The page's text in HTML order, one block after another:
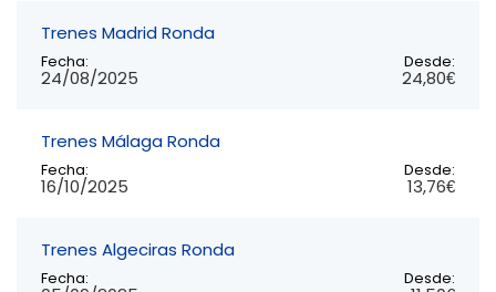
Trenes Madrid Ronda
Fecha:
24/08/2025
Desde:
24,80€
Trenes Málaga Ronda
Fecha:
16/10/2025
Desde:
13,76€
Trenes Algeciras Ronda
Fecha: Desde: